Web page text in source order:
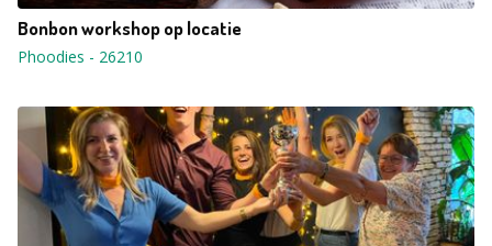
Bonbon workshop op locatie
Phoodies - 26210